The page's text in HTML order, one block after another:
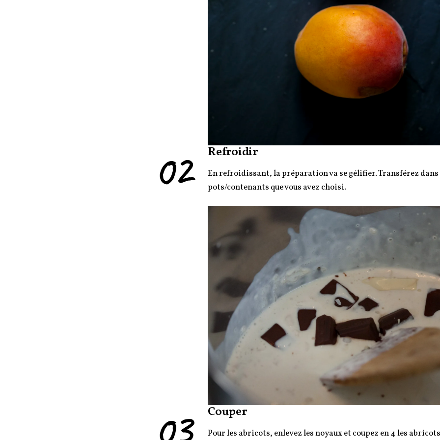
02 Refroidir
En refroidissant, la préparation va se gélifier. Transférez dans
pots/contenants que vous avez choisi.
Couper
Pour les abricots, enlevez les noyaux et coupez en 4 les